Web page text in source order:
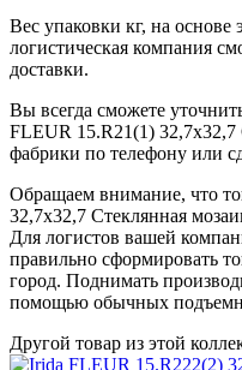
Вес упаковки кг, на
логистическая компания
доставки.
Вы всегда сможете
FLEUR 15.R21(1) 32,7x32,7
фабрики по телефону или
Обращаем внимание, что
32,7x32,7 Стеклянная
Для логистов вашей
правильно сформировать
город. Поднимать
помощью обычных
Другой товар из этой